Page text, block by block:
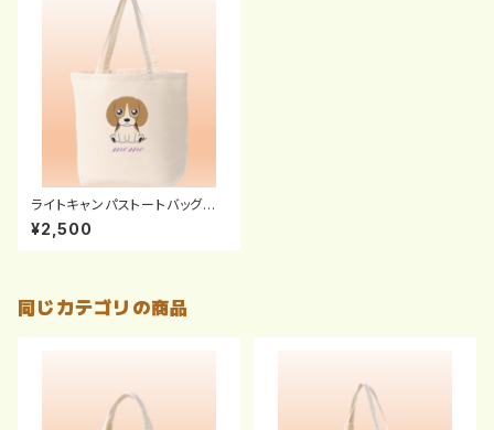
ライトキャンパストートバッグ
（Ｌ）
¥2,500
同じカテゴリの商品